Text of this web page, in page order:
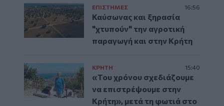
ΕΠΙΣΤΗΜΕΣ 16:56
Καύσωνας και ξηρασία
"χτυπούν" την αγροτική
παραγωγή και στην Κρήτη
ΚΡΗΤΗ 15:40
«Του χρόνου σχεδιάζουμε
να επιστρέψουμε στην
Κρήτη», μετά τη φωτιά στο